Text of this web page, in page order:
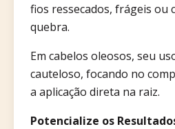
fios ressecados, frágeis ou
quebra.
Em cabelos oleosos, seu
cauteloso, focando no
a aplicação direta na raiz.​
Potencialize os